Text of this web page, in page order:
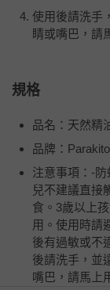
使用後請洗手
睛或嘴巴，請
規格
品名：天然精
品牌：
注意事項：-
兒不建議直接
食。3歲以上
用。使用時請
後有過敏或不
後請洗手，並
嘴巴，請馬上